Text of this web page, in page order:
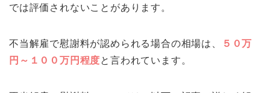
では評価されないことがあります。
不当解雇で慰謝料が認められる場合の相場は、
５０万
円～１００万円程度と言われています。